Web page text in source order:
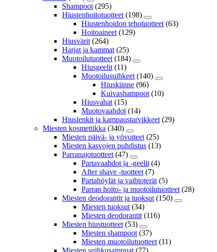
Shampoot (295)
Hiustenhoitotuotteet (198)
Hiustenhoidon tehotuotteet (63)
Hoitoaineet (129)
Hiusvärit (264)
Harjat ja kammat (25)
Muotoilutuotteet (184)
Hiusgeelit (11)
Muotoilusuihkeet (140)
Hiuskiinne (96)
Kuivashampoot (10)
Hiusvahat (15)
Muotovaahdot (14)
Hiuslenkit ja kampaustarvikkeet (29)
Miesten kosmetiikka (340)
Miesten päivä- ja yövoiteet (25)
Miesten kasvojen puhdistus (13)
Parranajotuotteet (47)
Partavaahdot ja -geelit (4)
After shave -tuotteet (7)
Partahöylät ja vaihtoterät (5)
Parran hoito- ja muotoilutuotteet (28)
Miesten deodorantit ja tuoksut (150)
Miesten tuoksut (34)
Miesten deodorantit (116)
Miesten hiustuotteet (53)
Miesten shampoot (37)
Miesten muotoilutuotteet (11)